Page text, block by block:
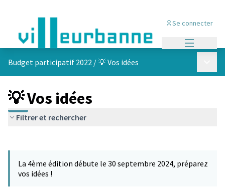
Se connecter
Budget participatif 2022 /💡 Vos idées
💡 Vos idées
Filtrer et rechercher
−
La 4ème édition débute le 30 septembre 2024, préparez
vos idées !